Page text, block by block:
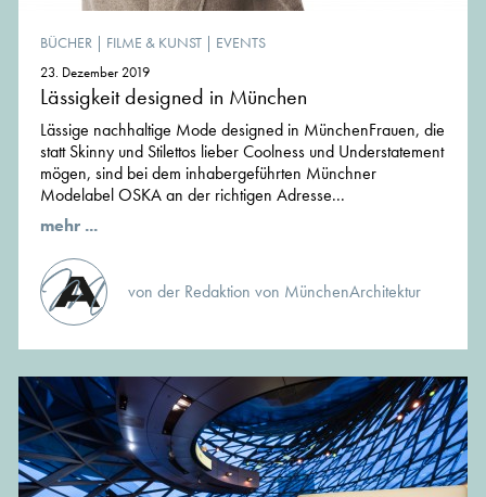
BÜCHER | FILME & KUNST | EVENTS
23. Dezember 2019
Lässigkeit designed in München
Lässige nachhaltige Mode designed in MünchenFrauen, die
statt Skinny und Stilettos lieber Coolness und Understatement
mögen, sind bei dem inhabergeführten Münchner
Modelabel OSKA an der richtigen Adresse...
mehr ...
von der Redaktion von MünchenArchitektur